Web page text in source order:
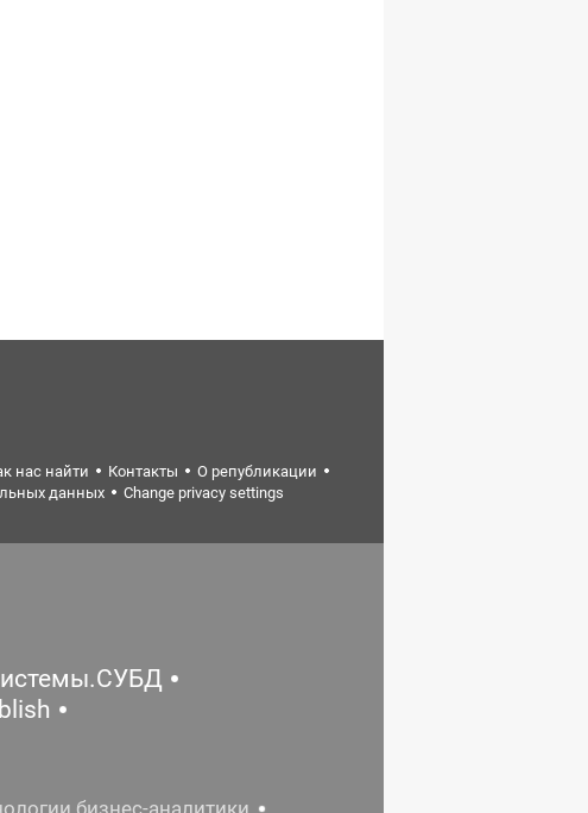
нас найти Контакты
О републикации
данных Change privacy settings
бизнес-аналитики